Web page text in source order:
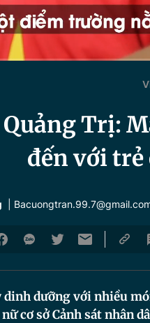
Quảng Trị:
đến với trẻ
|
dinh dưỡng với nhiều
cơ sở Cảnh sát nhân